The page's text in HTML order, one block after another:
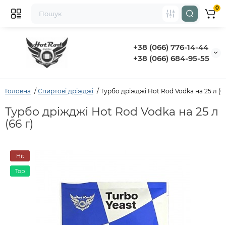
+38 (066) 776-14-44
‭+38 (066) 684-95-55‬
0
Головна Спиртові дріжджі Турбо дріжджі Hot Rod Vodka на 25 л
Турбо дріжджі Hot Rod Vodka на 25 л
(66 г)
Hit
Top